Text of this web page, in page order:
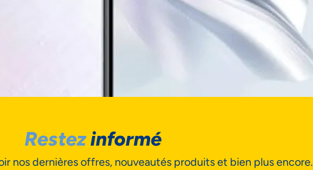
Restezinformé
nos dernières offres, nouveautés produits et bien plus encore.